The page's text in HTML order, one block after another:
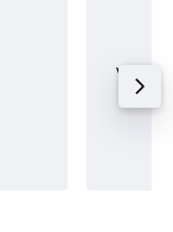
Vuelo de